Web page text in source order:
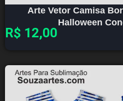
Arte Vetor Camisa
Halloween
R$ 12,00